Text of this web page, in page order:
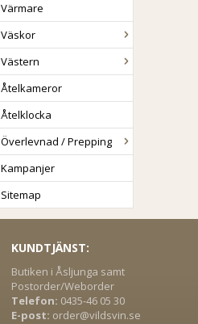
Värmare
Väskor
Västern
Åtelkameror
Åtelklocka
Överlevnad / Prepping
Kampanjer
Sitemap
KUNDTJÄNST:
Butiken i Åsljunga samt
Postorder/Weborder
Telefon: 0435-46 05 30
E-post: order@vildsvin.se